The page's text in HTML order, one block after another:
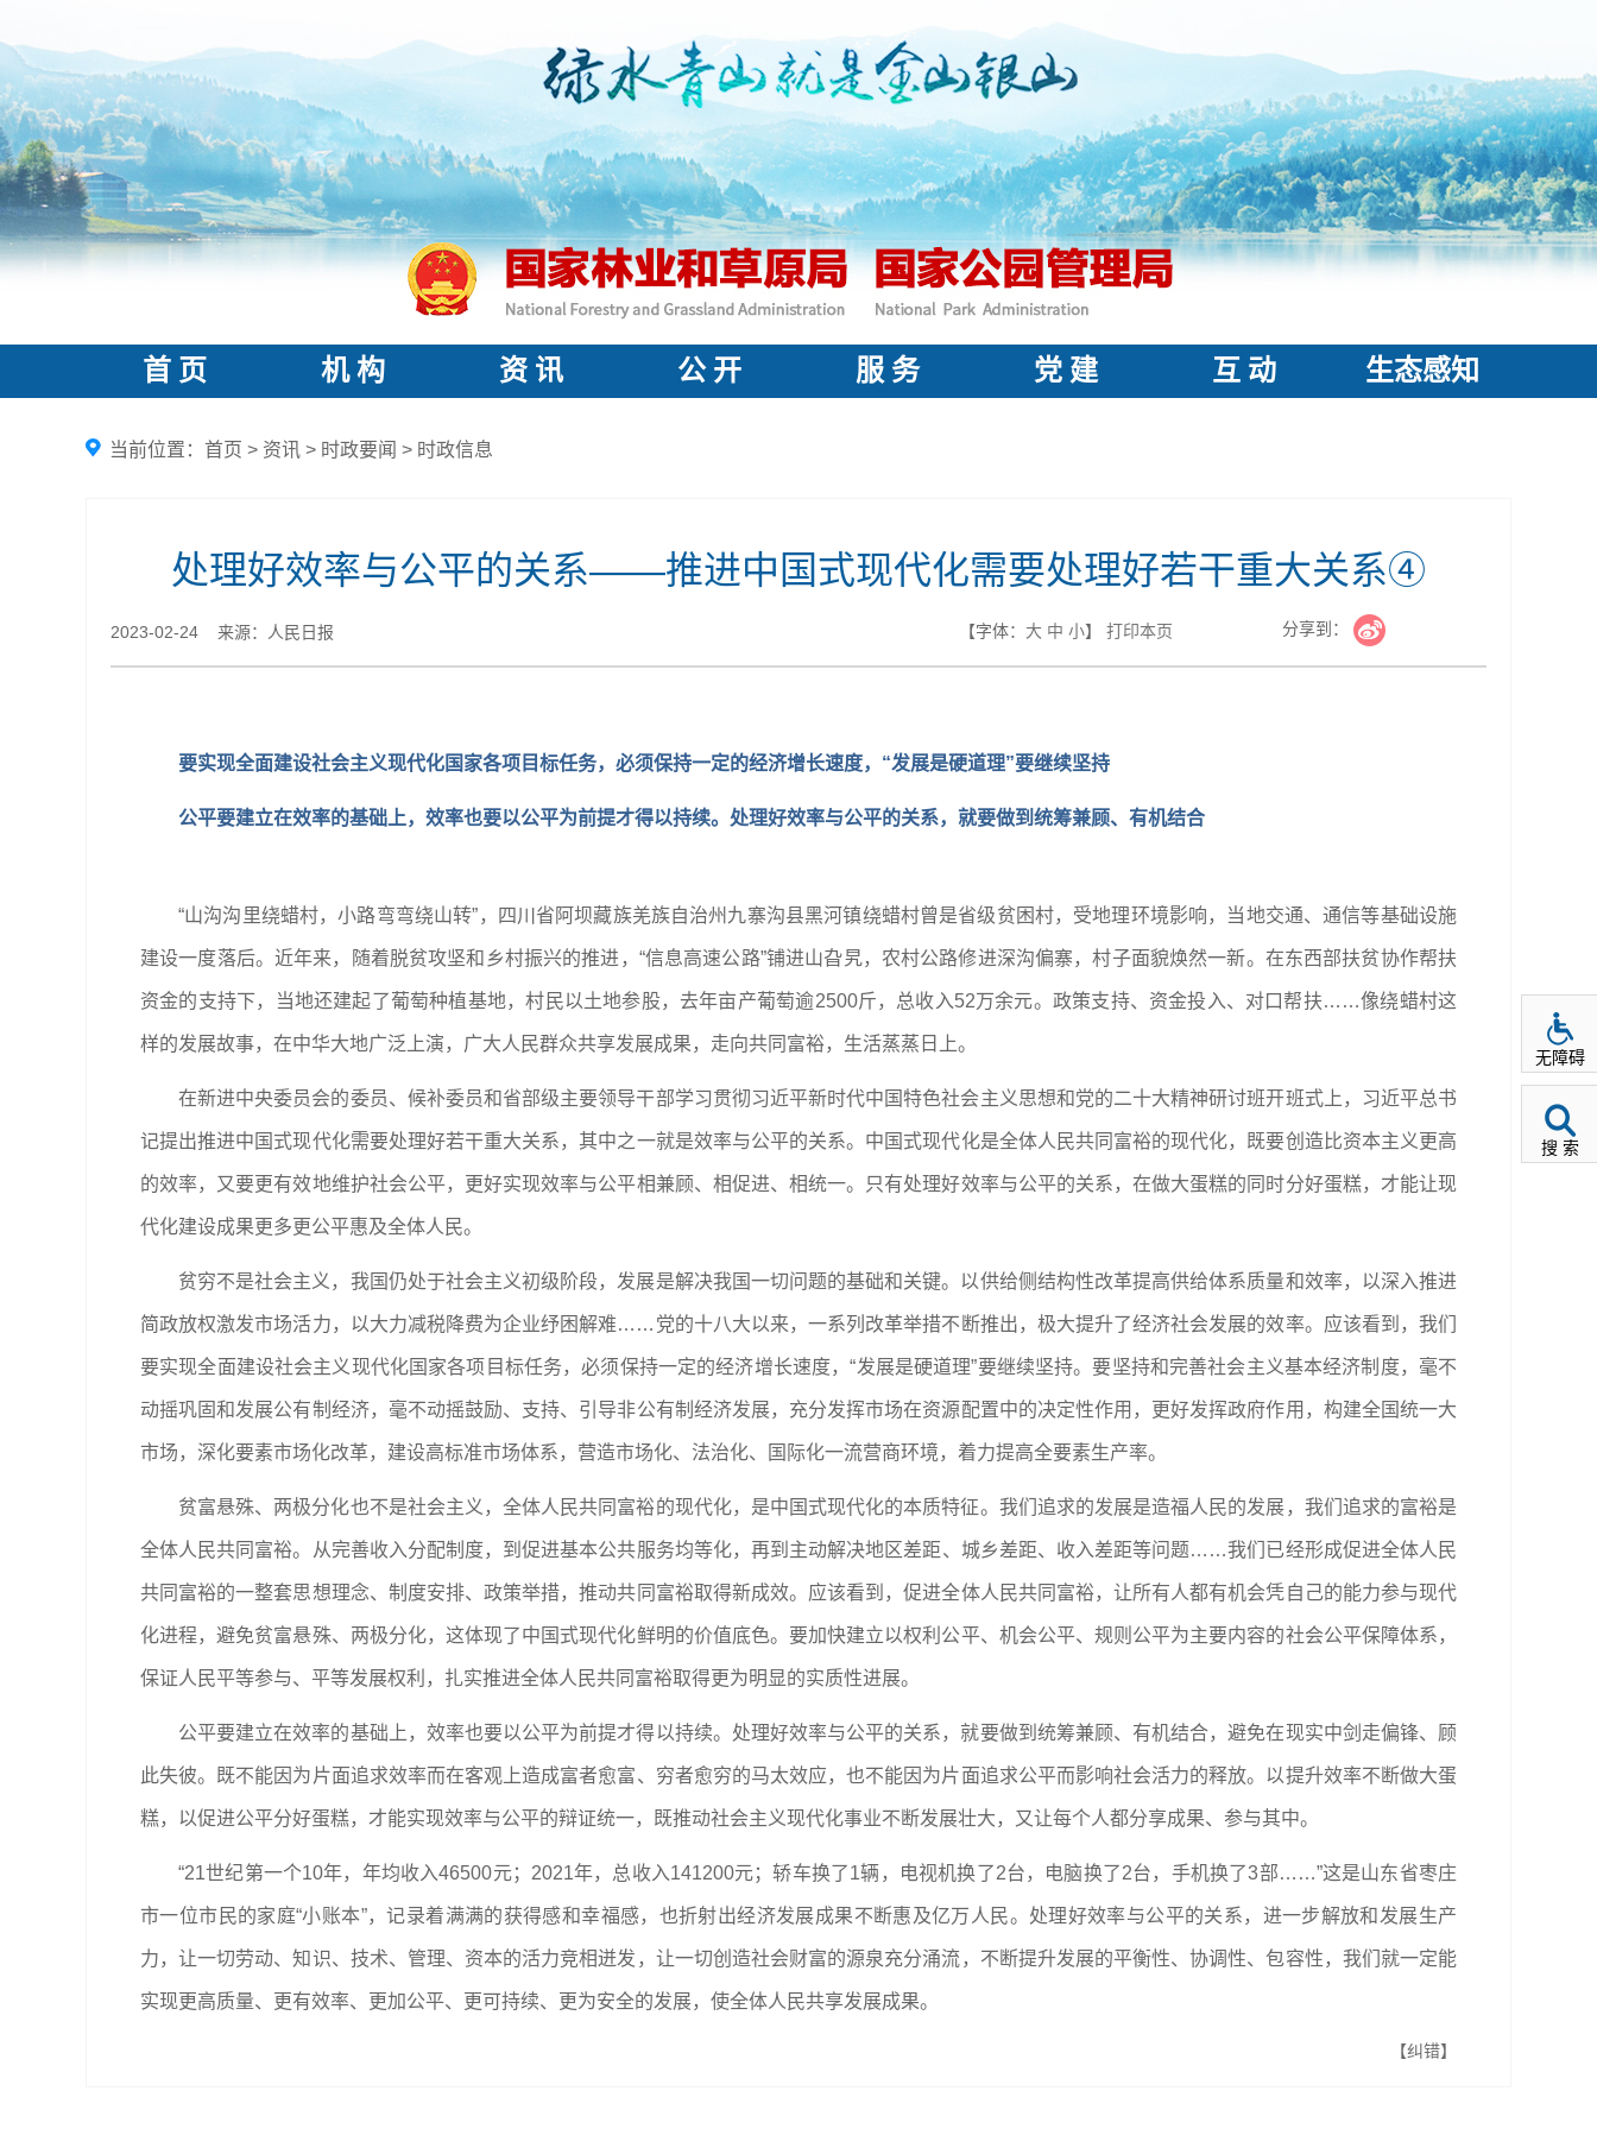
首 页 机 构 资 讯 公 开 服 务 党 建 互 动 生态感知
当前位置： 首页 > 资讯 > 时政要闻 > 时政信息
处理好效率与公平的关系——推进中国式现代化需要处理好若干重大关系④
2023-02-24 来源：人民日报 【字体： 大 中 小】 打印本页 分享到：
要实现全面建设社会主义现代化国家各项目标任务，必须保持一定的经济增长速度，“发展是硬道理”要继续坚持
公平要建立在效率的基础上，效率也要以公平为前提才得以持续。处理好效率与公平的关系，就要做到统筹兼顾、有机结合
“山沟沟里绕蜡村，小路弯弯绕山转”，四川省阿坝藏族羌族自治州九寨沟县黑河镇绕蜡村曾是省级贫困村，受地理环境影响，当地交通、通信等基础设施
建设一度落后。近年来，随着脱贫攻坚和乡村振兴的推进，“信息高速公路”铺进山旮旯，农村公路修进深沟偏寨，村子面貌焕然一新。在东西部扶贫协作帮扶
资金的支持下，当地还建起了葡萄种植基地，村民以土地参股，去年亩产葡萄逾2500斤，总收入52万余元。政策支持、资金投入、对口帮扶……像绕蜡村这
样的发展故事，在中华大地广泛上演，广大人民群众共享发展成果，走向共同富裕，生活蒸蒸日上。
在新进中央委员会的委员、候补委员和省部级主要领导干部学习贯彻习近平新时代中国特色社会主义思想和党的二十大精神研讨班开班式上，习近平总书
记提出推进中国式现代化需要处理好若干重大关系，其中之一就是效率与公平的关系。中国式现代化是全体人民共同富裕的现代化，既要创造比资本主义更高
的效率，又要更有效地维护社会公平，更好实现效率与公平相兼顾、相促进、相统一。只有处理好效率与公平的关系，在做大蛋糕的同时分好蛋糕，才能让现
代化建设成果更多更公平惠及全体人民。
贫穷不是社会主义，我国仍处于社会主义初级阶段，发展是解决我国一切问题的基础和关键。以供给侧结构性改革提高供给体系质量和效率，以深入推进
简政放权激发市场活力，以大力减税降费为企业纾困解难……党的十八大以来，一系列改革举措不断推出，极大提升了经济社会发展的效率。应该看到，我们
要实现全面建设社会主义现代化国家各项目标任务，必须保持一定的经济增长速度，“发展是硬道理”要继续坚持。要坚持和完善社会主义基本经济制度，毫不
动摇巩固和发展公有制经济，毫不动摇鼓励、支持、引导非公有制经济发展，充分发挥市场在资源配置中的决定性作用，更好发挥政府作用，构建全国统一大
市场，深化要素市场化改革，建设高标准市场体系，营造市场化、法治化、国际化一流营商环境，着力提高全要素生产率。
贫富悬殊、两极分化也不是社会主义，全体人民共同富裕的现代化，是中国式现代化的本质特征。我们追求的发展是造福人民的发展，我们追求的富裕是
全体人民共同富裕。从完善收入分配制度，到促进基本公共服务均等化，再到主动解决地区差距、城乡差距、收入差距等问题……我们已经形成促进全体人民
共同富裕的一整套思想理念、制度安排、政策举措，推动共同富裕取得新成效。应该看到，促进全体人民共同富裕，让所有人都有机会凭自己的能力参与现代
化进程，避免贫富悬殊、两极分化，这体现了中国式现代化鲜明的价值底色。要加快建立以权利公平、机会公平、规则公平为主要内容的社会公平保障体系，
保证人民平等参与、平等发展权利，扎实推进全体人民共同富裕取得更为明显的实质性进展。
公平要建立在效率的基础上，效率也要以公平为前提才得以持续。处理好效率与公平的关系，就要做到统筹兼顾、有机结合，避免在现实中剑走偏锋、顾
此失彼。既不能因为片面追求效率而在客观上造成富者愈富、穷者愈穷的马太效应，也不能因为片面追求公平而影响社会活力的释放。以提升效率不断做大蛋
糕，以促进公平分好蛋糕，才能实现效率与公平的辩证统一，既推动社会主义现代化事业不断发展壮大，又让每个人都分享成果、参与其中。
“21世纪第一个10年，年均收入46500元；2021年，总收入141200元；轿车换了1辆，电视机换了2台，电脑换了2台，手机换了3部……”这是山东省枣庄
市一位市民的家庭“小账本”，记录着满满的获得感和幸福感，也折射出经济发展成果不断惠及亿万人民。处理好效率与公平的关系，进一步解放和发展生产
力，让一切劳动、知识、技术、管理、资本的活力竞相迸发，让一切创造社会财富的源泉充分涌流，不断提升发展的平衡性、协调性、包容性，我们就一定能
实现更高质量、更有效率、更加公平、更可持续、更为安全的发展，使全体人民共享发展成果。
【纠错】
无障碍
搜 索